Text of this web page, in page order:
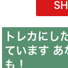
トレカにし
ています あ
も！